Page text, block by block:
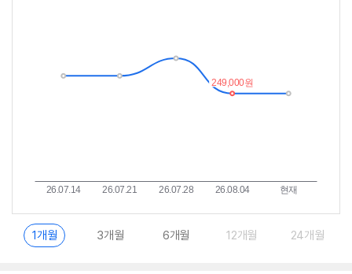
1개월 3개월 6개월 12개월 24개월